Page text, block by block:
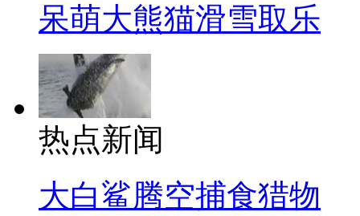
呆萌大熊猫滑雪取乐
热点新闻
大白鲨腾空捕食猎物